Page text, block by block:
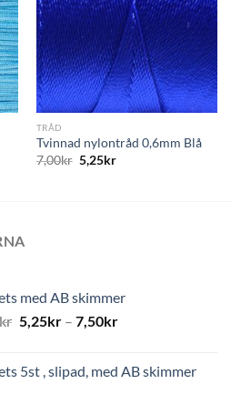
TRÅD
Tvinnad nylontråd 0,6mm Blå
7,00kr 5,25kr
med AB skimmer
5,25kr– 7,50kr
5st , slipad, med AB skimmer